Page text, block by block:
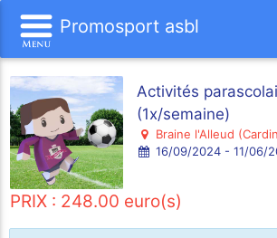
Promosport asbl
Activités
(1x/semaine)
Braine l'Alleud
16/09/2024 - 11/06/
PRIX : 248.00 euro(s)